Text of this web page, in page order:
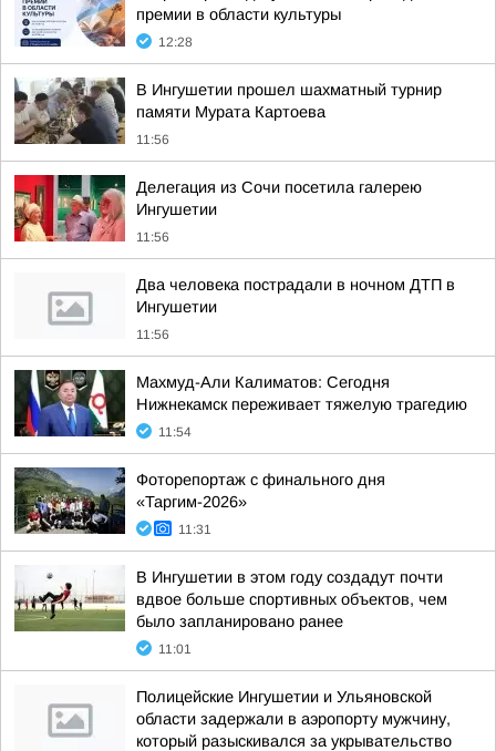
премии в области культуры
12:28
В Ингушетии прошел шахматный турнир
памяти Мурата Картоева
11:56
Делегация из Сочи посетила галерею
Ингушетии
11:56
Два человека пострадали в ночном ДТП в
Ингушетии
11:56
Махмуд-Али Калиматов: Сегодня
Нижнекамск переживает тяжелую трагедию
11:54
Фоторепортаж с финального дня
«Таргим-2026»
11:31
В Ингушетии в этом году создадут почти
вдвое больше спортивных объектов, чем
было запланировано ранее
11:01
Полицейские Ингушетии и Ульяновской
области задержали в аэропорту мужчину,
который разыскивался за укрывательство